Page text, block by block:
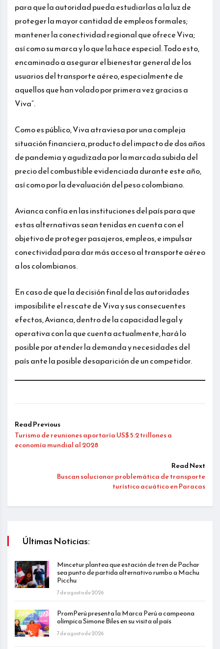
para que la autoridad pueda estudiarlas a la luz de
proteger la mayor cantidad de empleos formales;
mantener la conectividad regional que ofrece Viva;
así como su marca y lo que la hace especial. Todo esto,
encaminado a asegurar el bienestar general de los
usuarios del transporte aéreo, especialmente de
aquellos que han volado por primera vez gracias a
Viva”.
Como es público, Viva atraviesa por una compleja
situación financiera, producto del impacto de dos años
de pandemia y agudizada por la marcada subida del
precio del combustible evidenciada durante este año,
así como por la devaluación del peso colombiano.
Avianca confía en las instituciones del país para que
estas alternativas sean tenidas en cuenta con el
objetivo de proteger pasajeros, empleos, e impulsar
conectividad para dar más acceso al transporte aéreo
a los colombianos.
En caso de que la decisión final de las autoridades
imposibilite el rescate de Viva y sus consecuentes
efectos, Avianca, dentro de la capacidad legal y
operativa con la que cuenta actualmente, hará lo
posible por atender la demanda y necesidades del
país ante la posible desaparición de un competidor.
Read Previous
Turismo de reuniones aportaría US$ 5.2 trillones a
economía mundial al 2028
Read Next
Buscan solucionar problemática de transporte
turístico acuático en Paracas
Últimas Noticias:
Mincetur plantea que estación de tren de Pachar
sea punto de partida alternativo rumbo a Machu
Picchu
7 de agosto de 2026
PromPerú presenta la Marca Perú a campeona
olímpica Simone Biles en su visita al país
7 de agosto de 2026